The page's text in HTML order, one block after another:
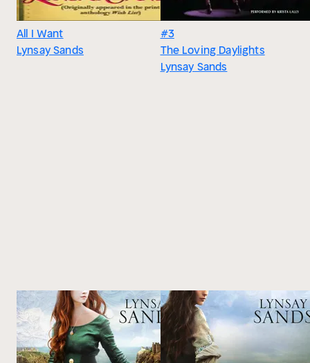
All I Want
Lynsay Sands
#3
The Loving Daylights
Lynsay Sands